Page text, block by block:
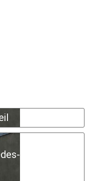
Benz Classe A